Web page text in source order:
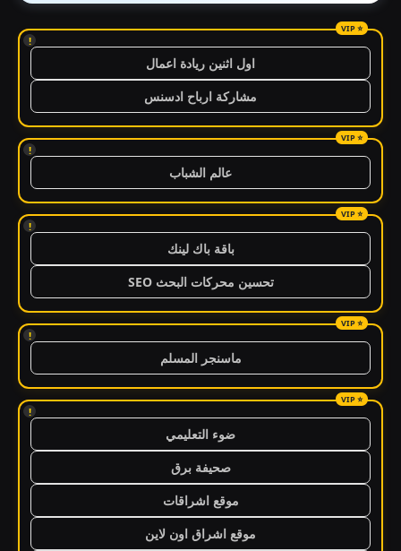
!
اول اثنين ريادة اعمال
مشاركة ارباح ادسنس
!
عالم الشباب
!
باقة باك لينك
تحسين محركات البحث SEO
!
ماسنجر المسلم
!
ضوء التعليمي
صحيفة برق
موقع اشراقات
موقع اشراق اون لاين